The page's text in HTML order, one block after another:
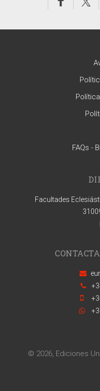
FAQs -
Facultades
© 2026, Ediciones